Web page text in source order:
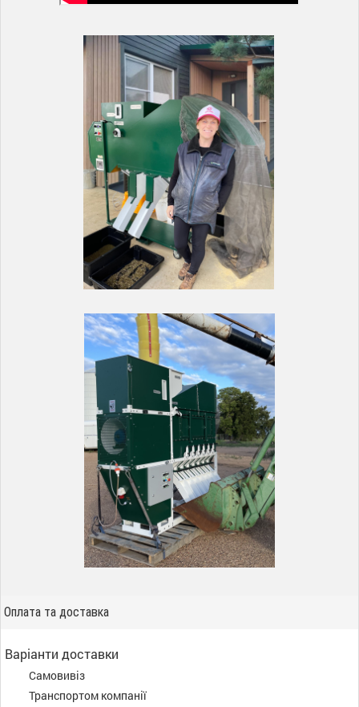
Оплата та доставка
Варіанти доставки
Самовивіз
Транспортом компанії